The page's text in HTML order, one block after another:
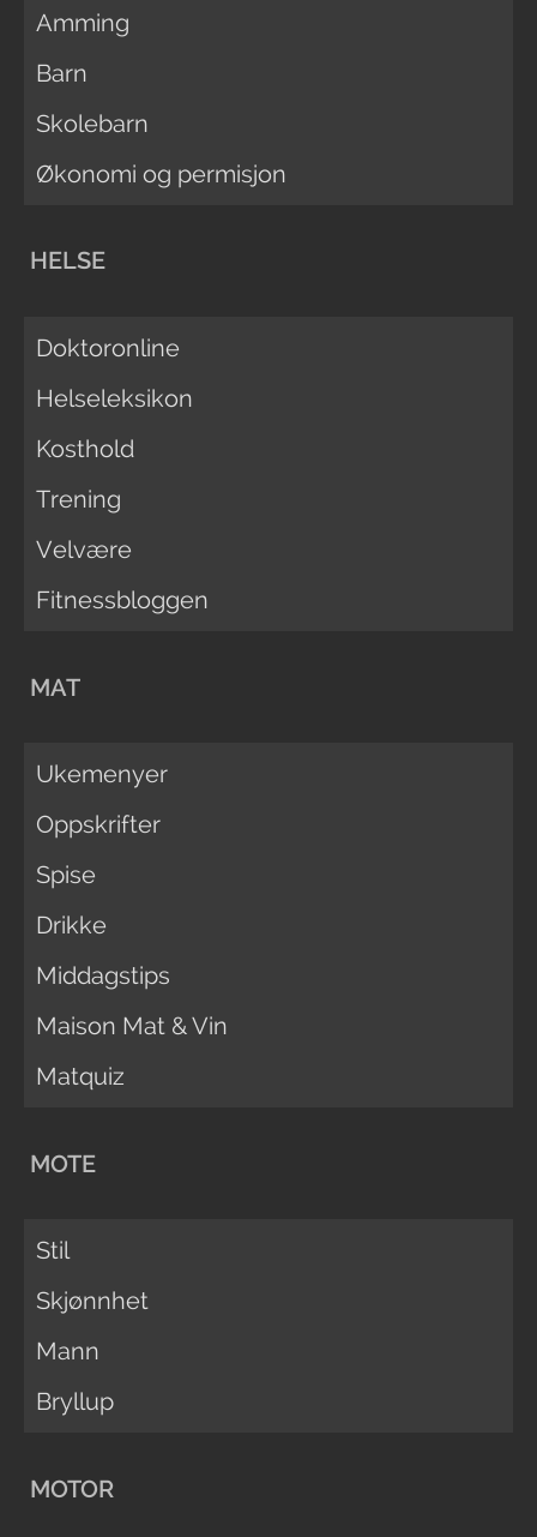
Amming
Barn
Skolebarn
Økonomi og permisjon
HELSE
Doktoronline
Helseleksikon
Kosthold
Trening
Velvære
Fitnessbloggen
MAT
Ukemenyer
Oppskrifter
Spise
Drikke
Middagstips
Maison Mat & Vin
Matquiz
MOTE
Stil
Skjønnhet
Mann
Bryllup
MOTOR